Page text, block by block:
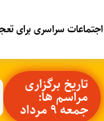
سراسری برای تعجیل
تاریخ برگزاری
مراسم ها:
جمعه 9 مرداد